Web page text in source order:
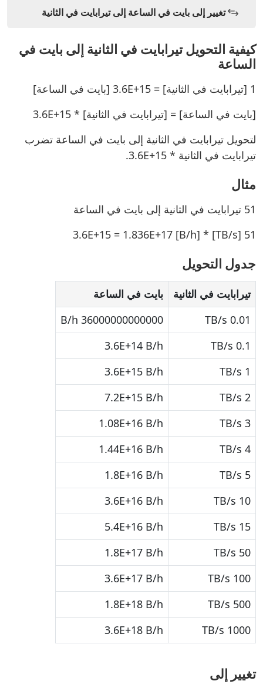
تغيير إلى بايت في الساعة إلى تيرابايت في الثانية
كيفية التحويل تيرابايت في الثانية إلى بايت في
الساعة
1 [تيرابايت في الثانية] = 3.6E+15 [بايت في الساعة]
[بايت في الساعة] = [تيرابايت في الثانية] * 3.6E+15
لتحويل تيرابايت في الثانية إلى بايت في الساعة تضرب
تيرابايت في الثانية * 3.6E+15.
مثال
51 تيرابايت في الثانية إلى بايت في الساعة
51 [TB/s] * 3.6E+15 = 1.836E+17 [B/h]
جدول التحويل
تيرابايت في الثانية
بايت في الساعة
0.01 TB/s
36000000000000 B/h
0.1 TB/s
3.6E+14 B/h
1 TB/s
3.6E+15 B/h
2 TB/s
7.2E+15 B/h
3 TB/s
1.08E+16 B/h
4 TB/s
1.44E+16 B/h
5 TB/s
1.8E+16 B/h
10 TB/s
3.6E+16 B/h
15 TB/s
5.4E+16 B/h
50 TB/s
1.8E+17 B/h
100 TB/s
3.6E+17 B/h
500 TB/s
1.8E+18 B/h
1000 TB/s
3.6E+18 B/h
تغيير إلى